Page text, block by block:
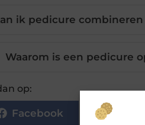
ik pedicure
Waarom is een pedicure
op:
Facebook